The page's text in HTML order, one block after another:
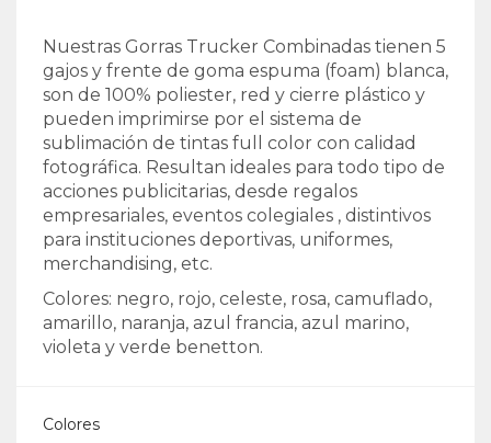
Nuestras Gorras Trucker Combinadas tienen 5
gajos y frente de goma espuma (foam) blanca,
son de 100% poliester, red y cierre plástico y
pueden imprimirse por el sistema de
sublimación de tintas full color con calidad
fotográfica. Resultan ideales para todo tipo de
acciones publicitarias, desde regalos
empresariales, eventos colegiales , distintivos
para instituciones deportivas, uniformes,
merchandising, etc.
Colores: negro, rojo, celeste, rosa, camuflado,
amarillo, naranja, azul francia, azul marino,
violeta y verde benetton.
Colores